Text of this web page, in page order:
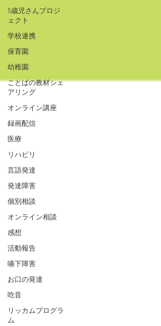
5歳児さんプロジ
ェクト
学校連携
保育園
幼稚園
ことばの教材シェ
アリング
オンライン講座
録画配信
医療
リハビリ
言語発達
発達障害
個別相談
オンライン相談
感想
活動報告
嚥下障害
お口の発達
吃音
リッカムプログラ
ム